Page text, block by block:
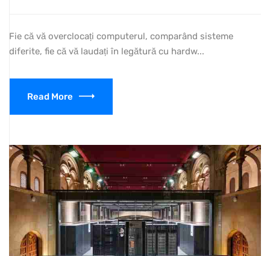
Fie că vă overclocați computerul, comparând sisteme
diferite, fie că vă laudați în legătură cu hardw...
Read More